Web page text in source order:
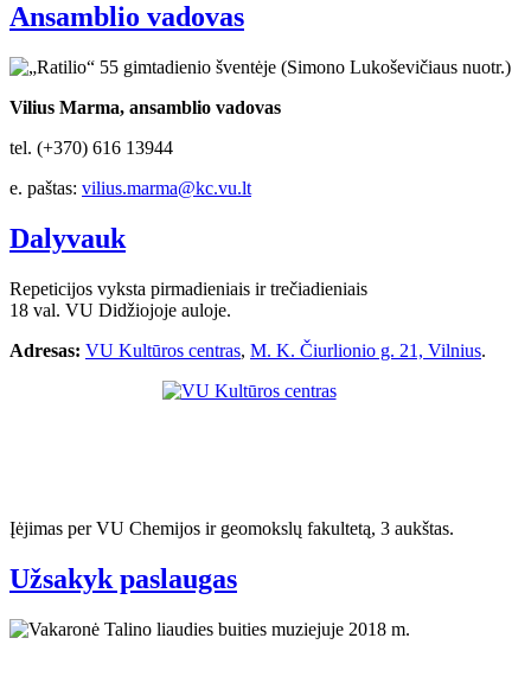
Ansamblio vadovas
Vilius Marma, ansamblio vadovas
tel. (+370) 616 13944
e. paštas: vilius.marma@kc.vu.lt
Dalyvauk
Repeticijos vyksta pirmadieniais ir trečiadieniais
18 val. VU Didžiojoje auloje.
Adresas: VU Kultūros centras, M. K. Čiurlionio g. 21, Vilnius.
Įėjimas per VU Chemijos ir geomokslų fakultetą, 3 aukštas.
Užsakyk paslaugas